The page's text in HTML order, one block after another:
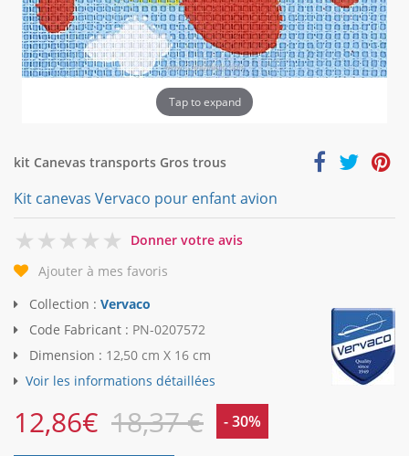
Tap to expand
kit Canevas transports Gros trous
Kit canevas Vervaco pour enfant avion
0
Donner votre avis
Ajouter à mes favoris
Collection : Vervaco
Code Fabricant : PN-0207572
Dimension : 12,50 cm X 16 cm
Voir les informations détaillées
12,86€ 18,37 € - 30%